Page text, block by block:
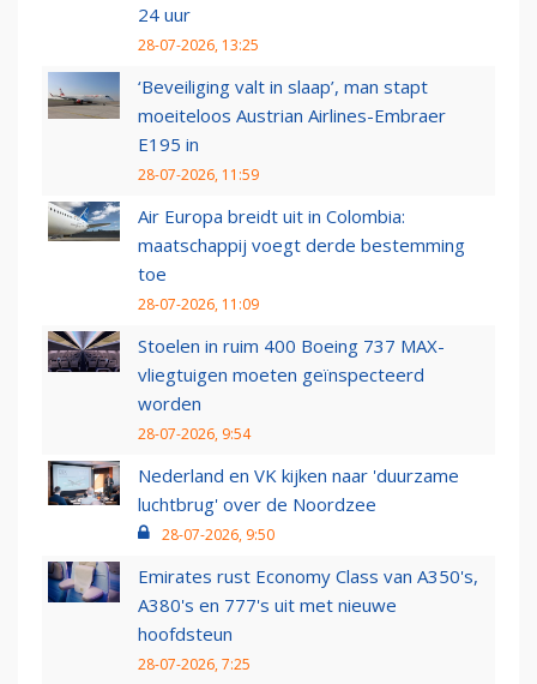
24 uur
28-07-2026, 13:25
‘Beveiliging valt in slaap’, man stapt
moeiteloos Austrian Airlines-Embraer
E195 in
28-07-2026, 11:59
Air Europa breidt uit in Colombia:
maatschappij voegt derde bestemming
toe
28-07-2026, 11:09
Stoelen in ruim 400 Boeing 737 MAX-
vliegtuigen moeten geïnspecteerd
worden
28-07-2026, 9:54
Nederland en VK kijken naar 'duurzame
luchtbrug' over de Noordzee
28-07-2026, 9:50
Emirates rust Economy Class van A350's,
A380's en 777's uit met nieuwe
hoofdsteun
28-07-2026, 7:25